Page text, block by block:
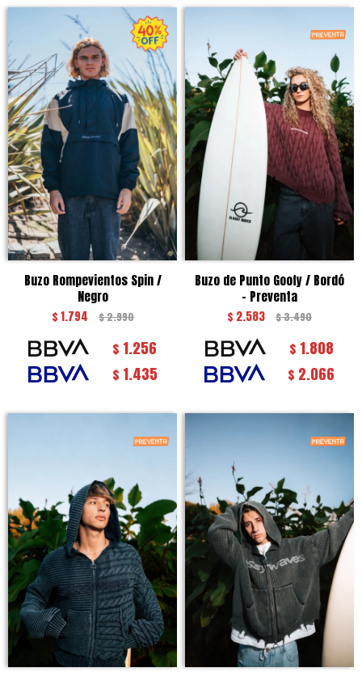
Buzo Rompevientos Spin /
Negro
$1.794 $2.990
$ 1.256
$ 1.435
Buzo de Punto Goofy / Bordó
- Preventa
$ 2.583 $3.490
$ 1.808
$ 2.066